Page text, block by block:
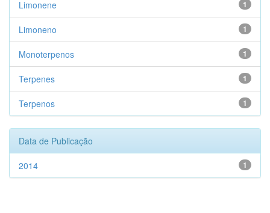
1
Limonene
1
Limoneno
1
Monoterpenos
1
Terpenes
1
Terpenos
Data de Publicação
1
2014